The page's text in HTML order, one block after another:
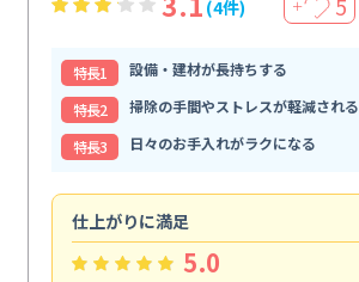
(4件) ＋ 5
特⻑1
設備・建材が長持ちする
特⻑2
掃除の手間やストレスが軽減される
特⻑3
日々のお手入れがラクになる
仕上がりに満足
5.0